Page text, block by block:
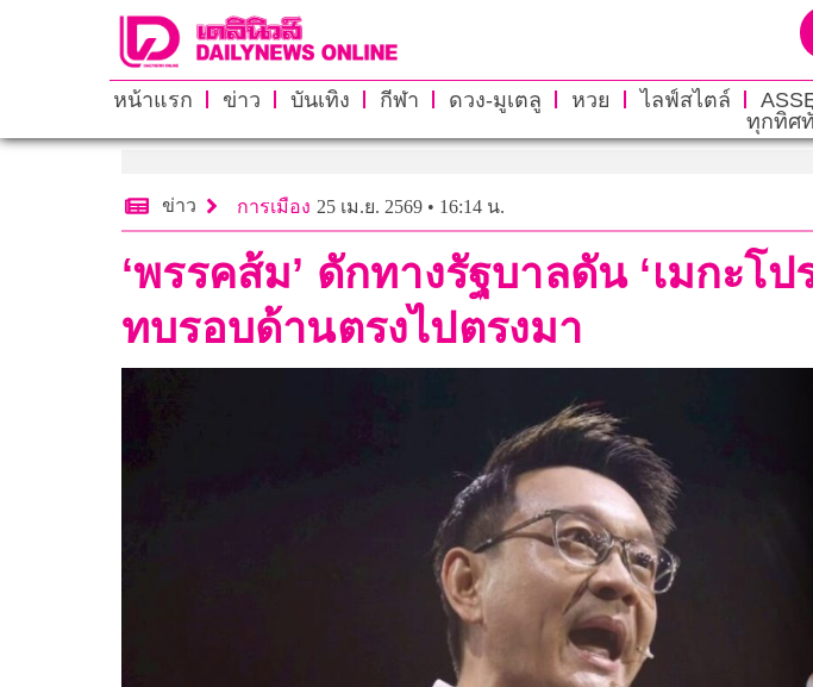
หน้าแรก ข่าว บันเทิง กีฬา ดวง-มูเตลู หวย ไลฟ์สไตล์
ทุกทิศ
ข่าว การเมือง 25 เม.ย. 2569 • 16:14 น.
‘พรรคส้ม’ ดักทางรัฐบาลดัน ‘เมกะโ
ทบรอบด้านตรงไปตรงมา